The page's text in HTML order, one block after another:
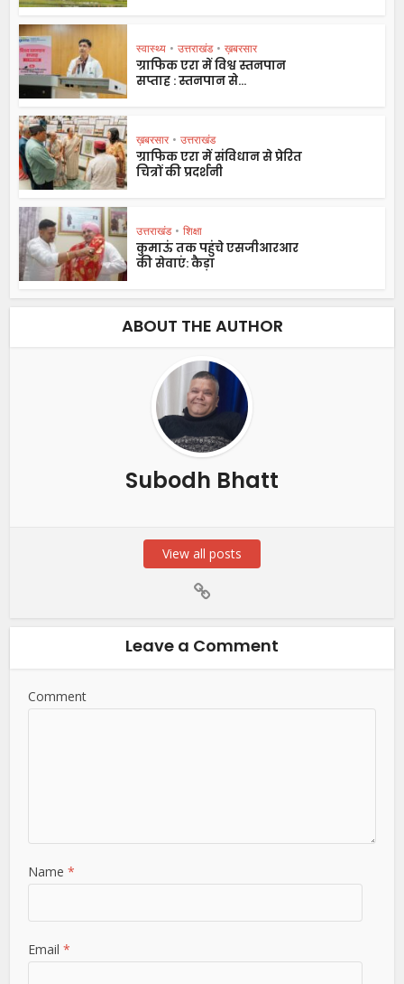
स्वास्थ्य • उत्तराखंड • ख़बरसार
ग्राफिक एरा में विश्व स्तनपान
सप्ताह : स्तनपान से...
ख़बरसार • उत्तराखंड
ग्राफिक एरा में संविधान से प्रेरित
चित्रों की प्रदर्शनी
उत्तराखंड • शिक्षा
कुमाऊं तक पहुंचे एसजीआरआर
की सेवाएं: कैड़ा
ABOUT THE AUTHOR
Subodh Bhatt
View all posts
Leave a Comment
Comment
Name*
Email*